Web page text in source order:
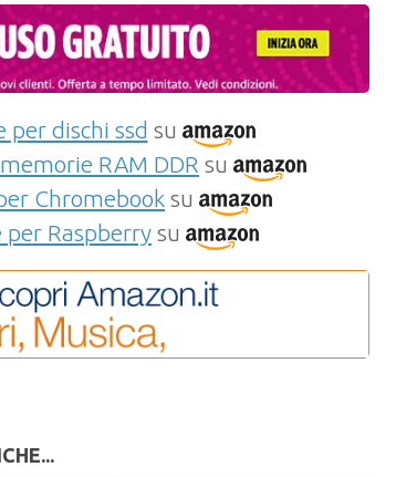
per dischi ssd su
RAM DDR su
Chromebook su
Raspberry su